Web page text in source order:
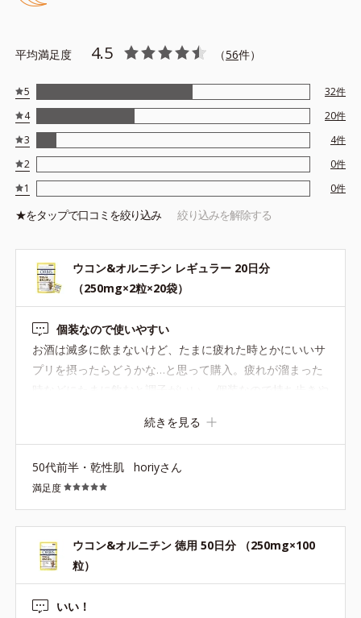
平均満足度 4.5 （56件）
5 32件
4
20件
3
4件
2
0件
1
0件
★をタップで口コミを絞り込み 絞り込みを解除する
ウコン&オルニチン レギュラー 20日分
（250mg×2粒×20袋）
個装なので使いやすい
お酒は滅多に飲まないけど、たまに疲れた時とかにいいサ
プリを摂ったらどうかな…と思って購入。疲れが溜まった
時などにたまに飲むと調子がいい。 個装なので持ち歩きや
すると逆によくないので、毎日とかしょっちゅう飲むのは
止めといた方が良いですよ。 健康食品であってもほどほど
にです。
続きを見る
50代前半・乾性肌 horiyさん
満足度
ウコン&オルニチン 徳用 50日分 （250mg×100
粒）
いい！